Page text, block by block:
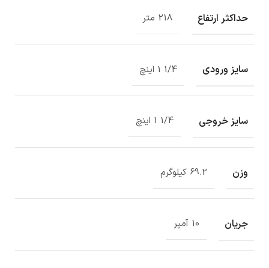
حداکثر ارتفاع 218 متر
سایز ورودی 1/4 1 اینچ
سایز خروجی 1/4 1 اینچ
وزن 69.2 کیلوگرم
جریان 10 آمپر